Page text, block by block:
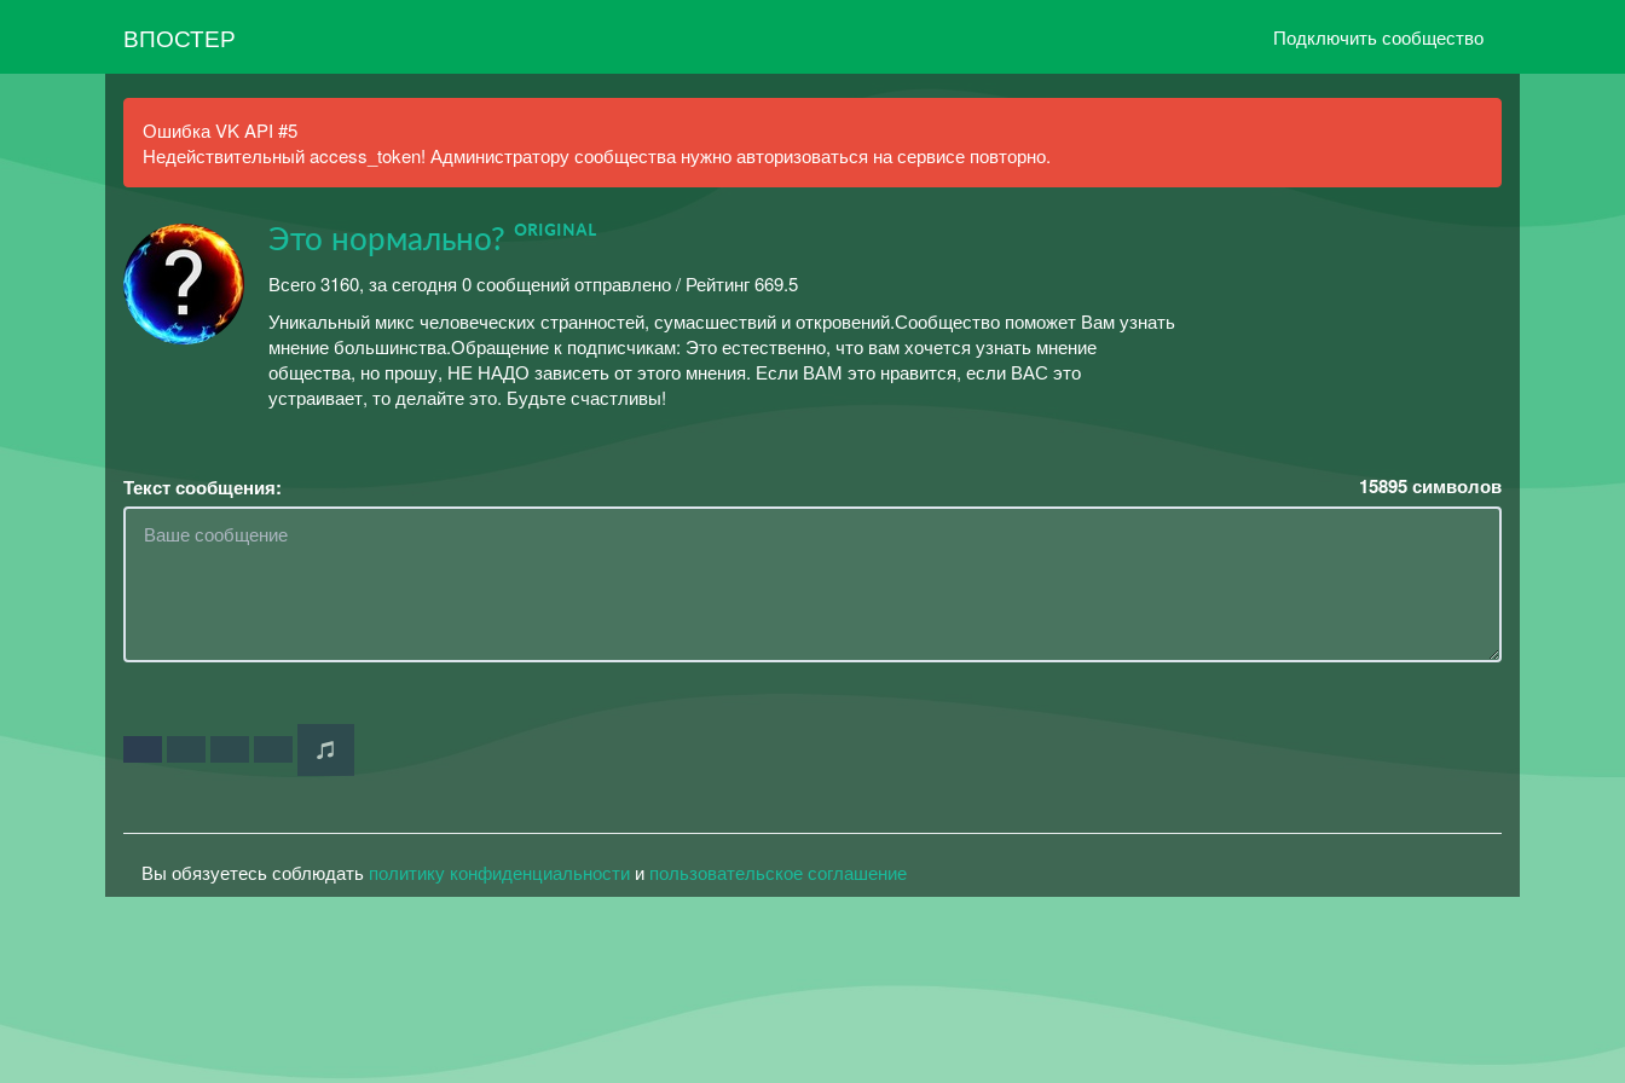
ВПОСТЕР Подключить сообщество
Ошибка VK API #5
Недействительный access_token! Администратору сообщества нужно авторизоваться на сервисе повторно.
Это нормально? ᴼᴿᴵᴳᴵᴺᴬᴸ
Всего 3160, за сегодня 0 сообщений отправлено / Рейтинг 669.5
Уникальный микс человеческих странностей, сумасшествий и откровений.Сообщество поможет Вам узнать
мнение большинства.Обращение к подписчикам: Это естественно, что вам хочется узнать мнение
общества, но прошу, НЕ НАДО зависеть от этого мнения. Если ВАМ это нравится, если ВАС это
устраивает, то делайте это. Будьте счастливы!
Текст сообщения: 15895символов
Вы обязуетесь соблюдать политику конфиденциальности и пользовательское соглашение